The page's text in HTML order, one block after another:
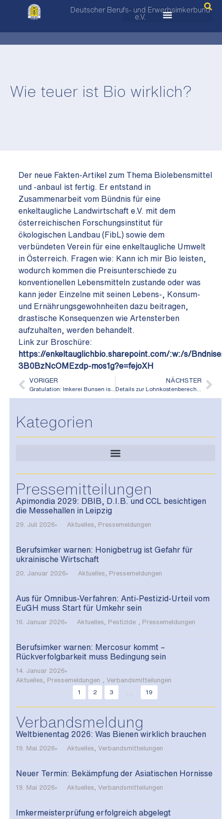
Deutscher Berufs- und Erwerbsimkerbund
e.V.
Wie teuer ist Bio wirklich?
Der neue Fakten-Artikel zum Thema Biolebensmittel
und -anbauI ist fertig. Er entstand in
Zusammenarbeit vom Bündnis für eine
enkeltaugliche Landwirtschaft e.V. mit dem
österreichischen Forschungsinstitut für
ökologischen Landbau (FibL) sowie dem
verbündeten Verein für eine enkeltaugliche Umwelt
in Österreich. Fragen wie: Kann ich mir Bio leisten,
wodurch kommen die Preisunterschiede zu
konventionellen Lebensmitteln zustande oder was
kann jeder Einzelne mit seinen Lebens-, Konsum-
und Ernährungsgewohnheiten dazu beitragen,
drastische Konsequenzen wie Artensterben
aufzuhalten, werden behandelt.
Link zur Broschüre:
https://enkeltauglichbio.sharepoint.com/:w:/s/
3B0BzNcOMEzdp-mos1g?e=fejoXH
VORIGER
Gratulation: Imkerei Bunsen ist bester Ausbildungsbetrieb des Jahres 2022
NÄCHSTER
Kategorien
Pressemitteilungen
Apimondia 2029: DBIB, D.I.B. und CCL besichtigen
die Messehallen in Leipzig
29. Juli 2026 Aktuelles Pressemeldungen
Berufsimker warnen: Honigbetrug ist Gefahr für
ukrainische Wirtschaft
20. Januar 2026 Aktuelles Pressemeldungen
Aus für Omnibus-Verfahren: Anti-Pestizid-Urteil vom
EuGH muss Start für Umkehr sein
16. Januar 2026 Aktuelles Pestizide Pressemeldungen
Berufsimker warnen: Mercosur kommt –
Rückverfolgbarkeit muss Bedingung sein
14. Januar 2026
Aktuelles
Pressemeldungen
Verbandsmitteilungen
1
2 3 19
Verbandsmeldung
Weltbienentag 2026: Was Bienen wirklich brauchen
19. Mai 2026 Aktuelles Verbandsmitteilungen
Neuer Termin: Bekämpfung der Asiatischen Hornisse
19. Mai 2026 Aktuelles Verbandsmitteilungen
Imkermeisterprüfung erfolgreich abgelegt